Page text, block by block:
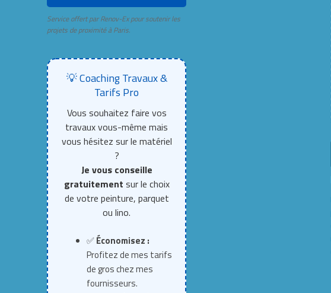
Service offert par Renov-Ex pour soutenir les
projets de proximité à Paris.
💡 Coaching Travaux &
Tarifs Pro
Vous souhaitez faire vos
travaux vous-même mais
vous hésitez sur le matériel
?
Je vous conseille
gratuitement sur le choix
de votre peinture, parquet
ou lino.
✅Économisez :
Profitez de mes tarifs
de gros chez mes
fournisseurs.